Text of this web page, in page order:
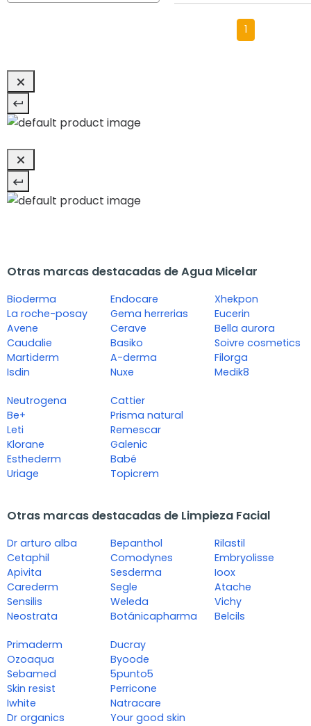
1
Otras marcas destacadas de Agua Micelar
Bioderma
La roche-posay
Avene
Caudalie
Martiderm
Isdin
Endocare
Gema herrerias
Cerave
Basiko
A-derma
Nuxe
Xhekpon
Eucerin
Bella aurora
Soivre cosmetics
Filorga
Medik8
Neutrogena
Be+
Leti
Klorane
Esthederm
Uriage
Cattier
Prisma natural
Remescar
Galenic
Babé
Topicrem
Otras marcas destacadas de Limpieza Facial
Dr arturo alba
Cetaphil
Apivita
Carederm
Sensilis
Neostrata
Bepanthol
Comodynes
Sesderma
Segle
Weleda
Botánicapharma
Rilastil
Embryolisse
Ioox
Atache
Vichy
Belcils
Primaderm
Ozoaqua
Sebamed
Skin resist
Iwhite
Dr organics
Ducray
Byoode
5punto5
Perricone
Natracare
Your good skin